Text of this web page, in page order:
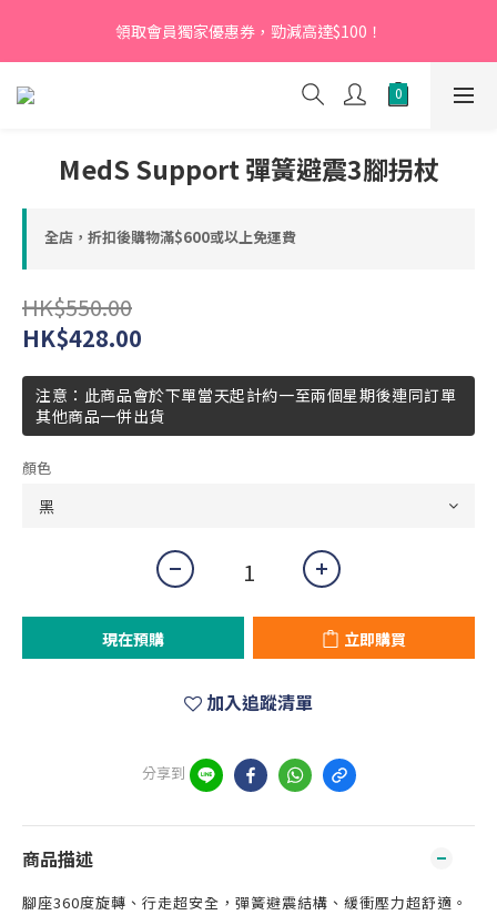
【新會員】即日起至2026月12月31日，首次下單輸入優惠碼
「NEW95」即可享95折
領取會員獨家優惠券，勁減高達$100！
【新會員】即日起至2026月12月31日，首次下單輸入優惠碼
「NEW95」即可享95折
MedS Support 彈簧避震3腳拐杖
全店，折扣後購物滿$600或以上免運費
HK$550.00
HK$428.00
注意：此商品會於下單當天起計約一至兩個星期後連同訂單
其他商品一併出貨
顏色
現在預購 立即購買
加入追蹤清單
分享到
商品描述
腳座360度旋轉、行走超安全，彈簧避震結構、緩衝壓力超舒適。